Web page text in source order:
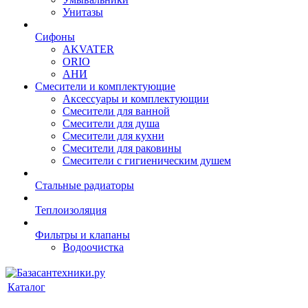
Унитазы
Сифоны
AKVATER
ORIO
АНИ
Смесители и комплектующие
Аксессуары и комплектующии
Смесители для ванной
Смесители для душа
Смесители для кухни
Смесители для раковины
Смесители с гигиеническим душем
Стальные радиаторы
Теплоизоляция
Фильтры и клапаны
Водоочистка
Каталог